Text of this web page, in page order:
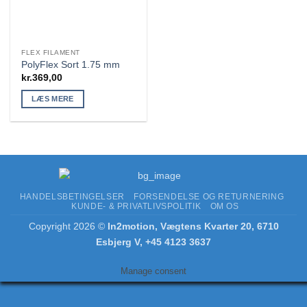
FLEX FILAMENT
PolyFlex Sort 1.75 mm
kr.369,00
LÆS MERE
HANDELSBETINGELSER
FORSENDELSE OG RETURNERING
KUNDE- & PRIVATLIVSPOLITIK
OM OS
Copyright 2026 © In2motion, Vægtens Kvarter 20, 6710
Esbjerg V, +45 4123 3637
Manage consent